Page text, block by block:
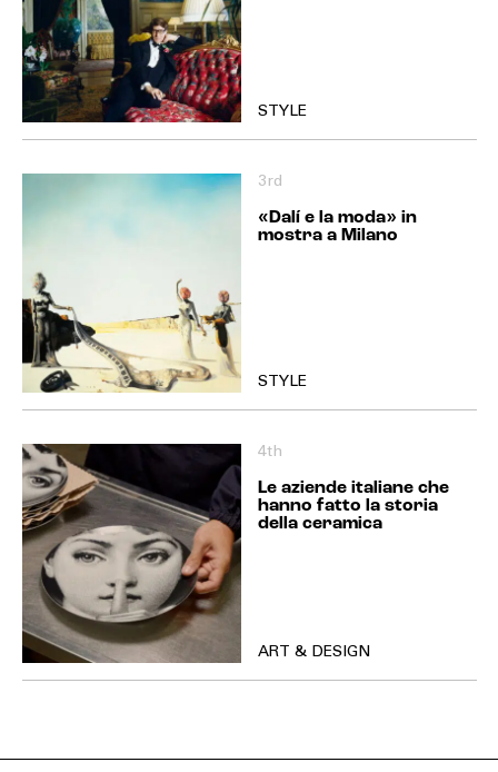
STYLE
3rd
«Dalí e la moda» in
mostra a Milano
STYLE
4th
Le aziende italiane che
hanno fatto la storia
della ceramica
ART & DESIGN